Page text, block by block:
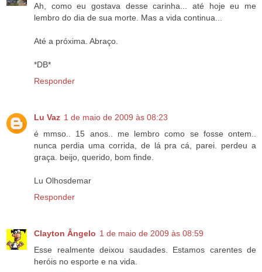
Ah, como eu gostava desse carinha... até hoje eu me
lembro do dia de sua morte. Mas a vida continua...
Até a próxima. Abraço.
*DB*
Responder
Lu Vaz 1 de maio de 2009 às 08:23
é mmso.. 15 anos.. me lembro como se fosse ontem..
nunca perdia uma corrida, de lá pra cá, parei. perdeu a
graça. beijo, querido, bom finde.
Lu Olhosdemar
Responder
Clayton Ângelo 1 de maio de 2009 às 08:59
Esse realmente deixou saudades. Estamos carentes de
heróis no esporte e na vida.